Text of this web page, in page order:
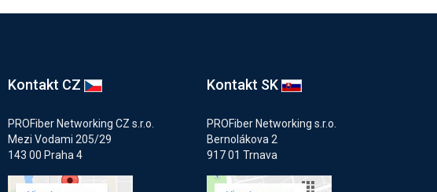
Kontakt CZ
PROFiber Networking CZ s.r.o.
Mezi Vodami 205/29
143 00 Praha 4
Kontakt SK
PROFiber Networking s.r.o.
Bernolákova 2
917 01 Trnava